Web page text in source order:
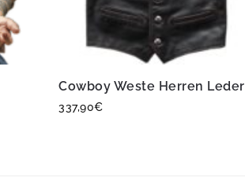
Cowboy Weste Herren Leder
337,90€